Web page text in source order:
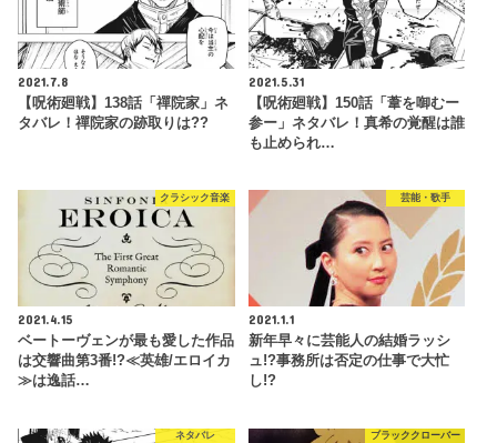
2021.7.8
【呪術廻戦】138話「禪院家」ネ
タバレ！禪院家の跡取りは??
2021.5.31
【呪術廻戦】150話「葦を啣むー
参ー」ネタバレ！真希の覚醒は誰
も止められ…
クラシック音楽
2021.4.15
ベートーヴェンが最も愛した作品
は交響曲第3番!?≪英雄/エロイカ
≫は逸話…
芸能・歌手
2021.1.1
新年早々に芸能人の結婚ラッシ
ュ!?事務所は否定の仕事で大忙
し!?
ネタバレ ブラッククローバー